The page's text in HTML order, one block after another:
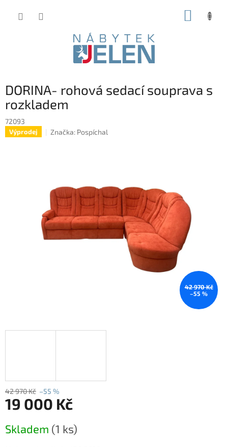
DORINA- rohová sedací souprava s
rozkladem
72093
Výprodej Značka: Pospíchal
42 970 Kč
–55 %
42 970 Kč –55 %
19 000 Kč
cena:
Skladem (1 ks)